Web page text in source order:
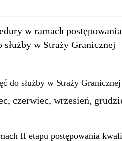
w ramach
służby w Straży Granicznej
do służby w Straży
czerwiec, wrzesień,
II etapu postępowania